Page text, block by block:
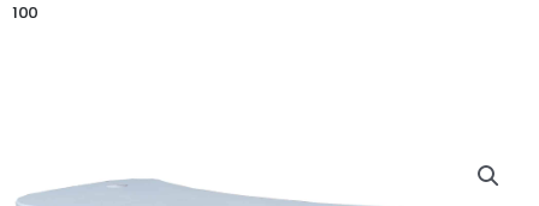
100